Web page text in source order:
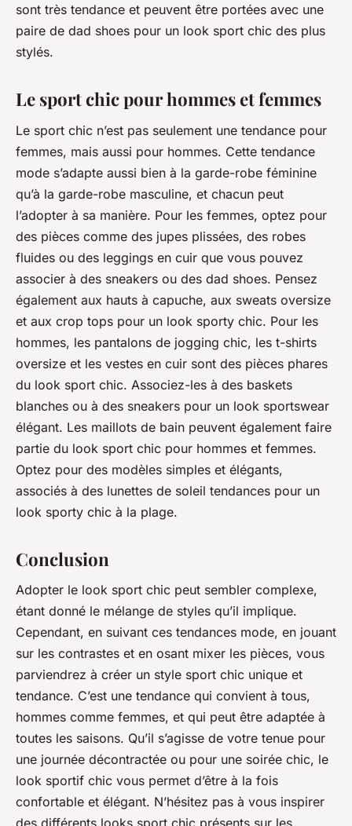
sont très tendance et peuvent être portées avec une
paire de dad shoes pour un look sport chic des plus
stylés.
Le sport chic pour hommes et femmes
Le sport chic n’est pas seulement une tendance pour
femmes, mais aussi pour hommes. Cette tendance
mode s’adapte aussi bien à la garde-robe féminine
qu’à la garde-robe masculine, et chacun peut
l’adopter à sa manière. Pour les femmes, optez pour
des pièces comme des jupes plissées, des robes
fluides ou des leggings en cuir que vous pouvez
associer à des sneakers ou des dad shoes. Pensez
également aux hauts à capuche, aux sweats oversize
et aux crop tops pour un look sporty chic. Pour les
hommes, les pantalons de jogging chic, les t-shirts
oversize et les vestes en cuir sont des pièces phares
du look sport chic. Associez-les à des baskets
blanches ou à des sneakers pour un look sportswear
élégant. Les maillots de bain peuvent également faire
partie du look sport chic pour hommes et femmes.
Optez pour des modèles simples et élégants,
associés à des lunettes de soleil tendances pour un
look sporty chic à la plage.
Conclusion
Adopter le look sport chic peut sembler complexe,
étant donné le mélange de styles qu’il implique.
Cependant, en suivant ces tendances mode, en jouant
sur les contrastes et en osant mixer les pièces, vous
parviendrez à créer un style sport chic unique et
tendance. C’est une tendance qui convient à tous,
hommes comme femmes, et qui peut être adaptée à
toutes les saisons. Qu’il s’agisse de votre tenue pour
une journée décontractée ou pour une soirée chic, le
look sportif chic vous permet d’être à la fois
confortable et élégant. N’hésitez pas à vous inspirer